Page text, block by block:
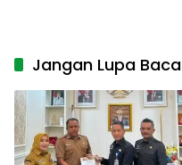
Jangan Lupa